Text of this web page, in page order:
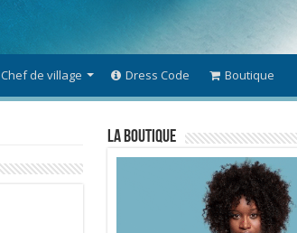
Chef de village Dress Code Boutique
La Boutique